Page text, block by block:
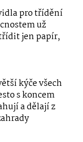
pro třídění
už
jen papír,
kýče všech
s koncem
a dělají z